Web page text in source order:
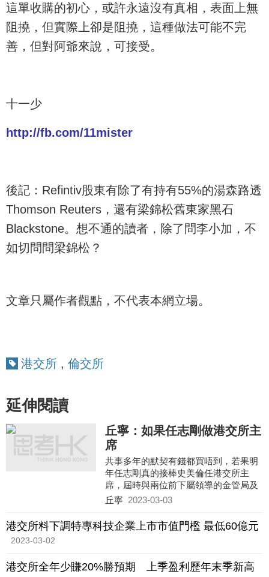
這單收購的初心，或許永遠沒有真相，表面上無
阻撓，但實際上卻是阻撓，這種做法可能不完
善，但對阿爺來說，可接受。
十一少
http://fb.com/11mister
後記：Refintiv股東有除了有持有55%的湯森路透
Thomson Reuters，還有梁錦松舊東家黑石
Blackstone。想不通的讀者，除了問李小加，不
如切問問梁錦松？
文章只屬作者觀點，不代表本網立場。
港交所 , 倫交所
延伸閱讀
丘寧：如果任志剛做港交所主
席
共事多年的默契有錢都買唔到，若果明
年任志剛真的接棒史美倫任港交所主
席，屆時與兩位前下屬領導的金管局及
證監會，肯定會將人民幣計價股票這個
丘寧 2023-03-03
港交所料下調特專科技企業上市市值門檻 最低60億元
2023-03-02
港交所全年少賺20%勝預期 上季盈利歷年末季新高